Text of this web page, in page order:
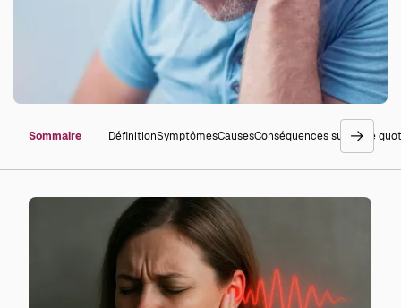
Sommaire DéfinitionSymptômesCausesConséquences sur la vie
go
right